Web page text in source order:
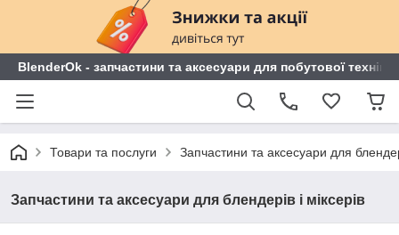
BlenderOk - запчастини та аксесуари для побутової техніки
Товари та послуги Запчастини та аксесуари для
Запчастини та аксесуари для блендерів і міксерів